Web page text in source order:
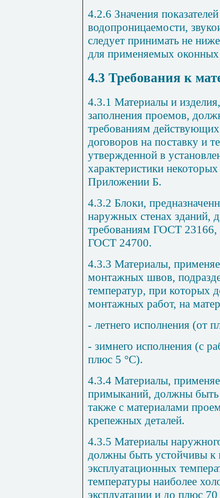
4.2.6 Значения
водопроницаемости,
следует принимать не
для применяемых оконных
4.3 Требования к
4.3.1 Материалы и
заполнения проемов,
требованиям
договоров на поставку и
утвержденной в
характеристики
Приложении Б.
4.3.2 Блоки,
наружных стенах зданий,
требованиям ГОСТ
ГОСТ 24700.
4.3.3 Материалы,
монтажных швов,
температур, при которых
монтажных работ, на
- летнего исполнения (от
- зимнего исполнения (с
плюс 5 °С).
4.3.4 Материалы,
примыканий, должны
также с материалами
крепежных деталей.
4.3.5 Материалы
должны быть устойчивы к
эксплуатационных
температуры наиболее
эксплуатации и до плюс